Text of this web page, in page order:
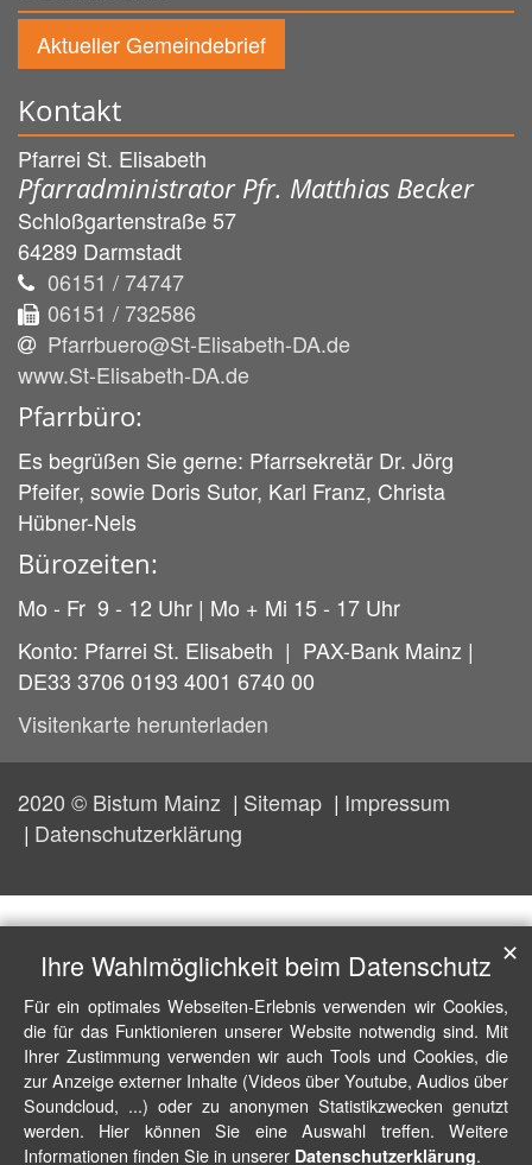
Aktueller Gemeindebrief
Kontakt
Pfarrei St. Elisabeth
Pfarradministrator Pfr. Matthias Becker
Schloßgartenstraße 57
64289 Darmstadt
06151 / 74747
06151 / 732586
Pfarrbuero@St-Elisabeth-DA.de
www.St-Elisabeth-DA.de
Pfarrbüro:
Es begrüßen Sie gerne: Pfarrsekretär Dr. Jörg
Pfeifer, sowie Doris Sutor, Karl Franz, Christa
Hübner-Nels
Bürozeiten:
Mo - Fr 9 - 12 Uhr | Mo + Mi 15 - 17 Uhr
Konto: Pfarrei St. Elisabeth | PAX-Bank Mainz |
DE33 3706 0193 4001 6740 00
Visitenkarte herunterladen
2020 © Bistum Mainz Sitemap
Impressum
Datenschutzerklärung
Ihre Wahlmöglichkeit beim Datenschutz
Für ein optimales Webseiten-Erlebnis verwenden wir Cookies,
die für das Funktionieren unserer Website notwendig sind. Mit
Ihrer Zustimmung verwenden wir auch Tools und Cookies, die
zur Anzeige externer Inhalte (Videos über Youtube, Audios über
Soundcloud, ...) oder zu anonymen Statistikzwecken genutzt
werden. Hier können Sie eine Auswahl treffen. Weitere
Informationen finden Sie in unserer Datenschutzerklärung.
✕